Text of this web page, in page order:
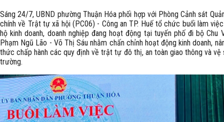
Sáng 24/7, UBND phường Thuận Hóa phối hợp với Phòng Cảnh sát
chính về Trật tự xã hội (PC06) - Công an TP. Huế tổ chức buổi làm
hộ kinh doanh, doanh nghiệp đang hoạt động tại tuyến phố đi bộ Chu
Phạm Ngũ Lão - Võ Thị Sáu nhằm chấn chỉnh hoạt động kinh doanh,
thức chấp hành các quy định về trật tự đô thị, an toàn giao thông và vệ
trường.